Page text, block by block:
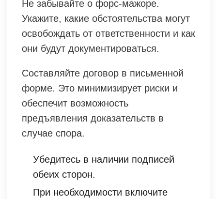
Не забывайте о форс-мажоре.
Укажите, какие обстоятельства могут
освобождать от ответственности и как
они будут документироваться.
Составляйте договор в письменной
форме. Это минимизирует риски и
обеспечит возможность
предъявления доказательств в
случае спора.
Убедитесь в наличии подписей
обеих сторон.
При необходимости включите